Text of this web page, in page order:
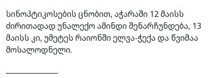
სინოპტიკოსების ცნობით, აჭარაში 12 მაისს
ძირითადად უნალექო ამინდი შენარჩუნდება, 13
მაისს კი, უმეტეს რაიონში ელვა-ჭექა და წვიმაა
მოსალოდნელი.